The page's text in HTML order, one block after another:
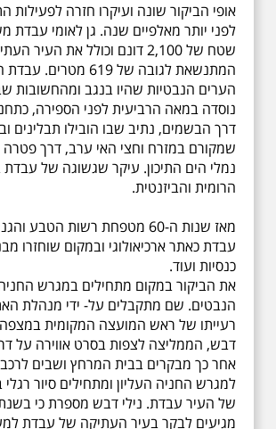
אופי הביקור שונה ועיקרו חזרה לפעילות
לפני יותר מאלפיים שנה. גן לאומי עבדת
שטח של 2,100 דונם וכולל את
המתנשאת לגובה של 619
הערים הנבטיות שהיו בנגב ומהחשובות
נוסדה במאה הרביעית לפני הספירה,
דרך הבשמים, נתיב שבו הובילו תבלינים
שמקורם במזרח וחצי האי ערב, דרך פטרה
נמלי הים התיכון. עיקר שגשוגה של
הרומית והביזנטית.
מאז שנות ה-60 מטפחת רשות הטבע
עבדת כאתר ארכיאולוגי ובמקום שוחזרו
כנסיות ועוד.
את הביקור במקום מתחילים במגרש
הנבטים. שם מתקבלים על- ידי מנהלת
רעייתו של ראש המועצה המקומית במצפה
דבש, הממליצה לצפות בסרט אווירה על
אחר כך מבקרים בבית המרחץ ושבים לרכב.
למגרש החניה העליון ומתחילים סיור
של העיר עבדת. נילי דבש מספרת כי בשנת